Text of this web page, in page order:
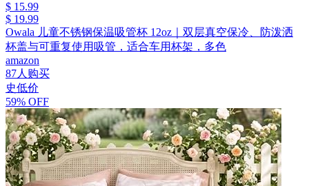
$ 15.99
$ 19.99
Owala 儿童不锈钢保温吸管杯 12oz｜双层真空保冷、防泼洒
杯盖与可重复使用吸管，适合车用杯架，多色
amazon
87人购买
史低价
59% OFF